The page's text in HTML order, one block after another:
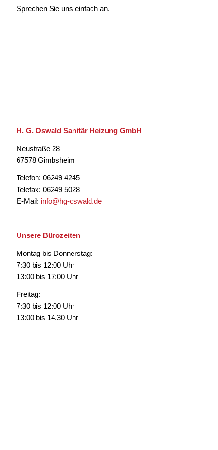
Sprechen Sie uns einfach an.
H. G. Oswald Sanitär Heizung GmbH
Neustraße 28
67578 Gimbsheim
Telefon: 06249 4245
Telefax: 06249 5028
E-Mail: info@hg-oswald.de
Unsere Bürozeiten
Montag bis Donnerstag:
7:30 bis 12:00 Uhr
13:00 bis 17:00 Uhr
Freitag:
7:30 bis 12:00 Uhr
13:00 bis 14.30 Uhr